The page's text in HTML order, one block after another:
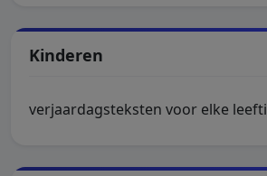
Kinderen
verjaardagsteksten voor elke leefti